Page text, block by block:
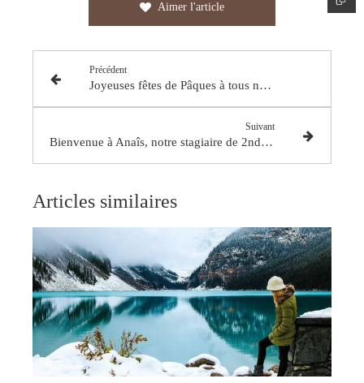
Aimer l'article
Précédent
Joyeuses fêtes de Pâques à tous nos patients du centre Elochiro !
Suivant
Bienvenue à Anaîs, notre stagiaire de 2nde au Centre Elochiro
Articles similaires